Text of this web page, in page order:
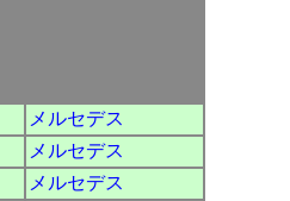
メルセデス
メルセデス
メルセデス